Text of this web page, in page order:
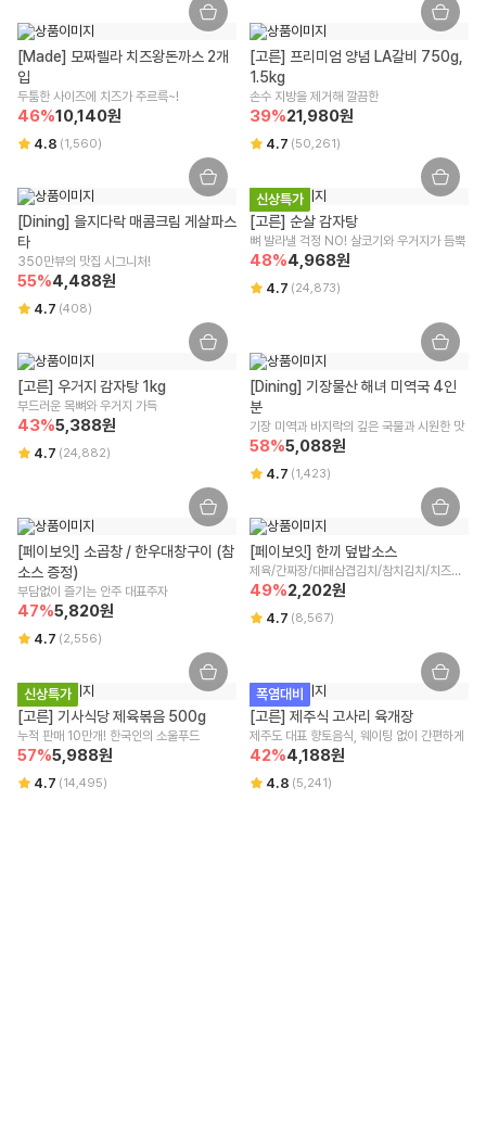
수입식품에 해당하는 경우 "식품위생법에 따른 수입신고를 필함"의 문구
식품위생법에 따른 수입신고를 필함
소비자상담 관련 전화번호
윙잇 고객센터 : 1599-3108
상세페이지 하단 상품고시 내 별도 표기
시간 경과에 따라 상품 등의 가치가 현저히 감소하여 재판매가 불가능한
경우 교환/반품 신청이 어렵습니다.
구매한 상품의 구성품이 누락된 경우(세트 상품,초특가상품 등 포함) 교
기타, 상품의 교환, 상품 결함 등의 보상은 소비자분쟁해결기준(공정거래
위원회 고시)에 의해 안내를 드립니다.
교환/반품 방법 안내
리빙/실온 상품에 한 해 받으신 날부터 7일 이내 교환/반품이 가능하며, 윙
잇 또는 위수탁 업체에 문의가 필요합니다.
사이즈/색상/옵션 등 단순 변심/주문 착오로 인한 교환/반품 비용은 고객
부담입니다.
단, 회수된 상품 상태에 따라 교환/반품 가능 여부가 달라질 수 있는 점 양
해 부탁드립니다.
구매 시 선택한 옵션과 수량 또는 프로모션 적용 여부에 따라 교환/반품 배
송비가 변경될 수 있습니다.
교환/반품(왕복) 배송비 : 8,000원
제주/도서산간 지역은 추가 운임이 발생할 수 있습니다.
주문/결제 취소 안내
주문 취소
주문 상태와 주문 마감 시간에 따라 취소 가능 여부가 달라지며, [배송준비
중] 상태에서는 상품 포장 및 출고 작업이 진행 중이므로 취소가 어려운 점
주문 후 부분 취소/옵션/수량 변경은 어려우며 전체 취소 후 재주문이 필요
합니다.
결제 승인 취소/환불
결제 승인 취소 시 주문 금액으로 환불이 진행되며, 3영업일 내 결제사에
반영됩니다.
사용하신 적립금과 쿠폰의 복원은 적용된 혜택 조건에 따라 상이할 수 있
습니다.
환불은 결제사 정책에 따르며, 자세한 환불 사항은 결제사에 문의 부탁드
립니다.
배송
새벽배송/택배배송 : 주문금액 40,000원이상 무료
배송 방식 및 회원에 따라 무료 배송 조건과 배송비가 상이할 수 있습니다.
[Made] 모짜렐라 치즈왕돈까스 2개
입
두툼한 사이즈에 치즈가 주르륵~!
46%10,140원
4.8 (1,560)
[고른] 프리미엄 양념 LA갈비 750g,
1.5kg
손수 지방을 제거해 깔끔한
39%21,980원
4.7 (50,261 )
[Dining] 을지다락 매콤크림 게살파스
타
350만뷰의 맛집 시그니처!
55%4,488원
4.7 (408)
신상특가
[고른] 순살 감자탕
뼈 발라낼 걱정 NO! 살코기와 우거지가 듬뿍
48%4,968원
4.7 (24,873)
[고른] 우거지 감자탕 1kg
부드러운 목뼈와 우거지 가득
43%5,388원
4.7 (24,882)
[Dining] 기장물산 해녀 미역국 4인
분
기장 미역과 바지락의 깊은 국물과 시원한 맛
58%5,088원
4.7 (1,423)
[페이보잇] 소곱창 / 한우대창구이 (참
소스 증정)
부담없이 즐기는 안주 대표주자
47%5,820원
4.7 (2,556)
[페이보잇] 한끼 덮밥소스
제육/간짜장/대패삼겹김치/참치김치/치즈불
닭
49%2,202원
4.7 (8,567)
신상특가
[고른] 기사식당 제육볶음 500g
누적 판매 10만개! 한국인의 소울푸드
57%5,988원
4.7 (14,495)
폭염대비
[고른] 제주식 고사리 육개장
제주도 대표 향토음식, 웨이팅 없이 간편하게
42%4,188원
4.8 (5,241 )